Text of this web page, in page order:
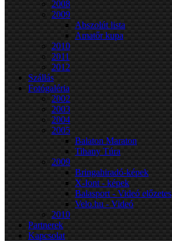
2008
2009
Abszolút lista
Amatőr kupa
2010
2011
2012
Szállás
Fotógaléria
2002
2003
2004
2005
Balaton Maraton
Tihany Túra
2009
Bringahiradó-képek
X-Iont - képek
Balasport - Videó előzetes
Velo.hu - Videó
2010
Partnerek
Kapcsolat